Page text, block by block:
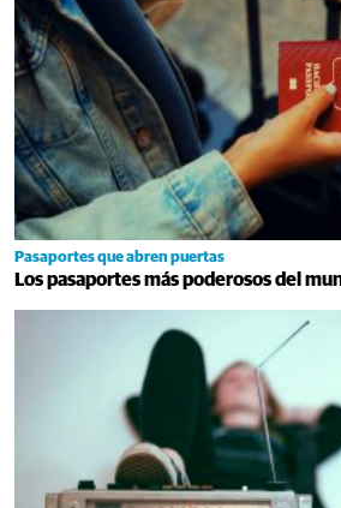
Pasaportes que abren puertas
Los pasaportes más poderosos del